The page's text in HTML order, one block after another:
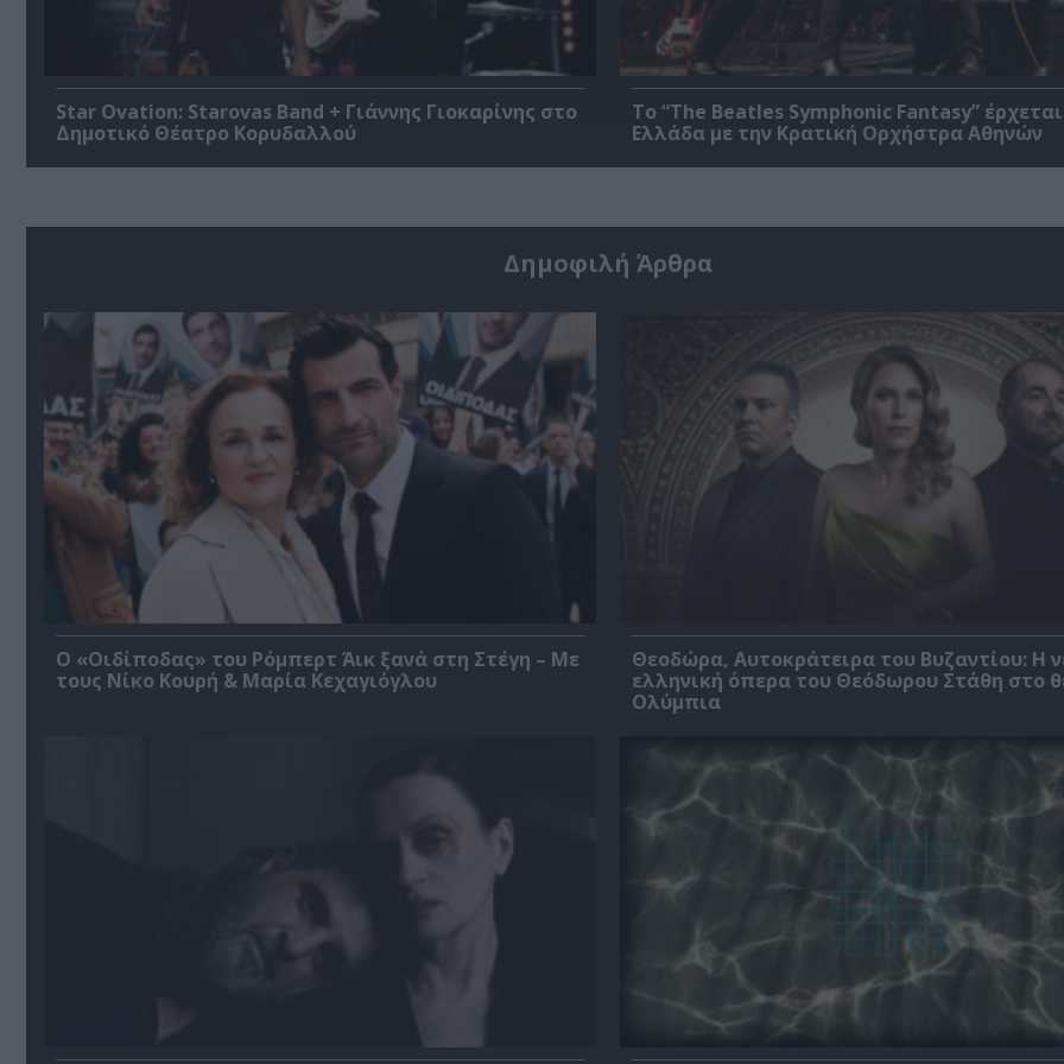
Star Ovation: Starovas Band + Γιάννης Γιοκαρίνης στο
Δημοτικό Θέατρο Κορυδαλλού
Το “The Beatles Symphonic Fantasy”
Ελλάδα με την Κρατική Ορχήστρα Αθηνών
Δημοφιλή Άρθρα
O «Οιδίποδας» του Ρόμπερτ Άικ ξανά στη Στέγη – Με
τους Νίκο Κουρή & Μαρία Κεχαγιόγλου
Θεοδώρα, Αυτοκράτειρα του Βυζαντίου: Η
ελληνική όπερα του Θεόδωρου Στάθη στο
Ολύμπια